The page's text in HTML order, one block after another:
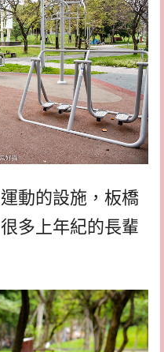
動的設施，板橋
多上年紀的長輩